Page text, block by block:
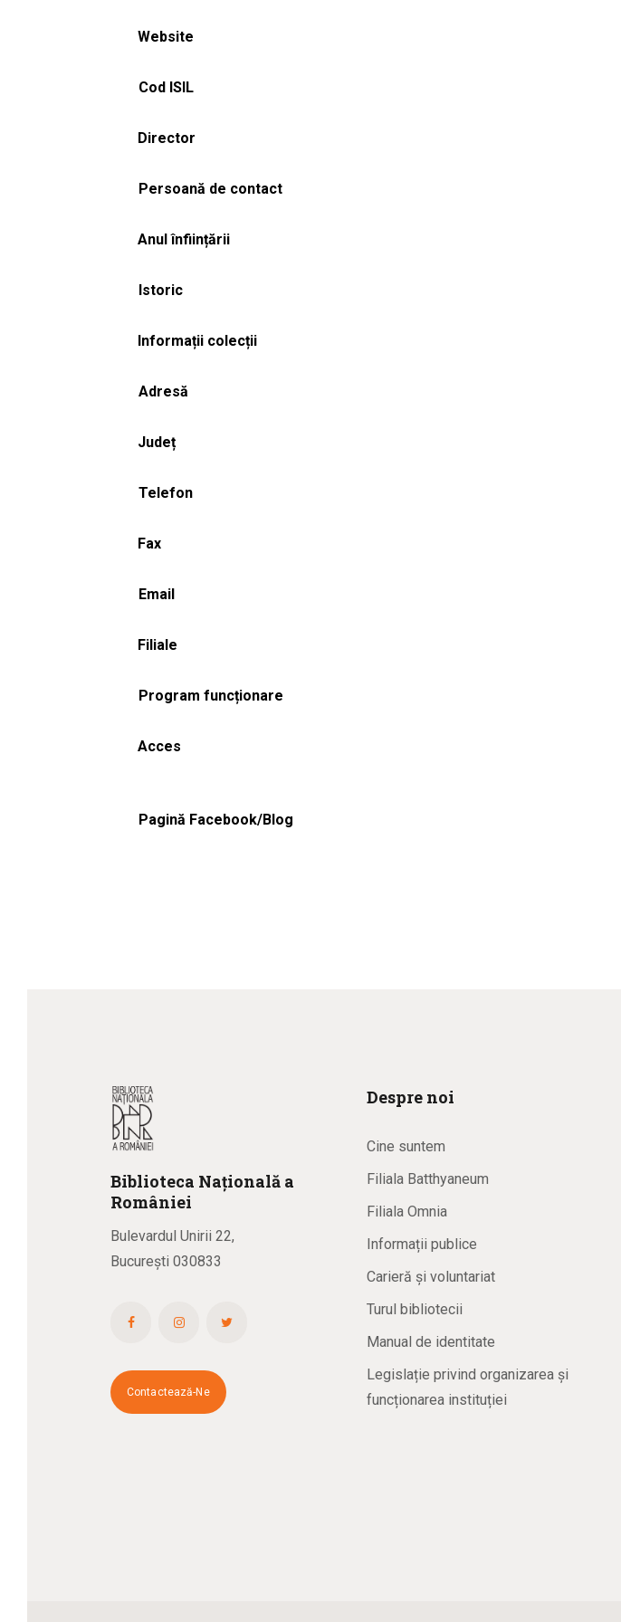
Website
Cod ISIL
Director
Persoană de contact
Anul înființării
Istoric
Informații colecții
Adresă
Județ
Telefon
Fax
Email
Filiale
Program funcționare
Acces
Pagină Facebook/Blog
Biblioteca Națională a
României
Bulevardul Unirii 22,
București 030833
Contactează-Ne
Despre noi
Cine suntem
Filiala Batthyaneum
Filiala Omnia
Informații publice
Carieră și voluntariat
Turul bibliotecii
Manual de identitate
Legislație privind organizarea și
funcționarea instituției